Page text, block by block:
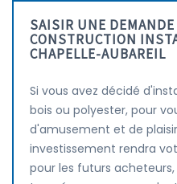
SAISIR UNE
CONSTRUCTION
CHAPELLE-AUBAREIL
Si vous avez décidé
bois ou polyester, pour
d'amusement et de
investissement rendra
pour les futurs